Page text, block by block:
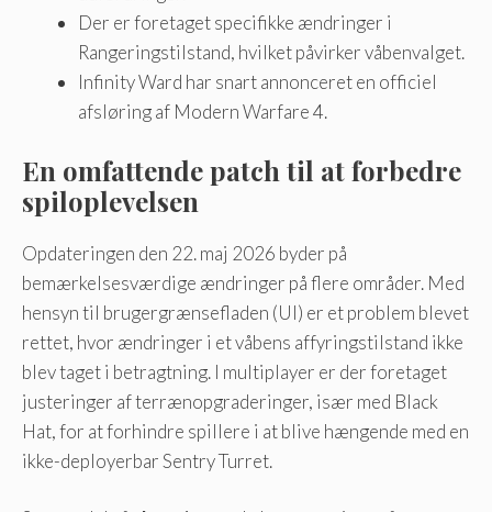
Der er foretaget specifikke ændringer i
Rangeringstilstand, hvilket påvirker våbenvalget.
Infinity Ward har snart annonceret en officiel
afsløring af Modern Warfare 4.
En omfattende patch til at forbedre
spiloplevelsen
Opdateringen den 22. maj 2026 byder på
bemærkelsesværdige ændringer på flere områder. Med
hensyn til brugergrænsefladen (UI) er et problem blevet
rettet, hvor ændringer i et våbens affyringstilstand ikke
blev taget i betragtning. I multiplayer er der foretaget
justeringer af terrænopgraderinger, især med Black
Hat, for at forhindre spillere i at blive hængende med en
ikke-deployerbar Sentry Turret.